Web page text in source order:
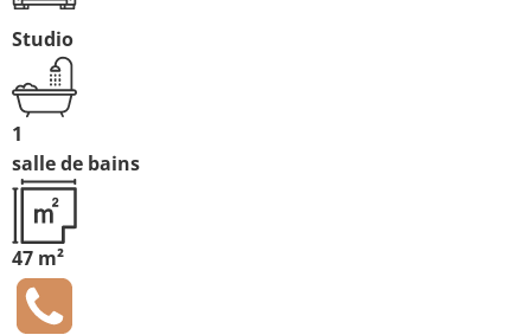
Studio
1
salle de bains
47 m²